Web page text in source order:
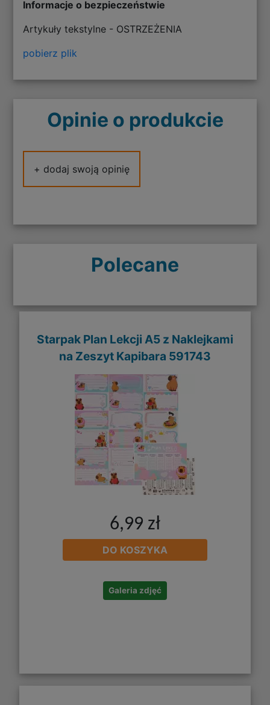
Informacje o bezpieczeństwie
Artykuły tekstylne - OSTRZEŻENIA
pobierz plik
Opinie o produkcie
+ dodaj swoją opinię
Polecane
Starpak Plan Lekcji A5 z Naklejkami
na Zeszyt Kapibara 591743
6,99 zł
DO KOSZYKA
Galeria zdjęć